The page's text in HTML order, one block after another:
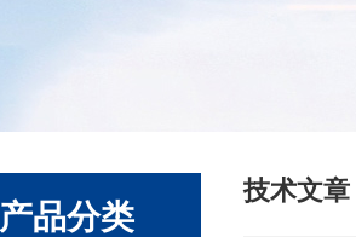
产品分类
技术文章